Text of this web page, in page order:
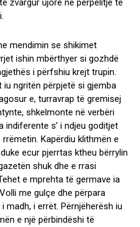
zvargur ujore në përpëlitje të
mendimin se shikimet
ishin mbërthyer si gozhdë
i përfshiu krejt trupin.
ngritën përpjetë si gjemba
e, turravrap të gremisej
shkelmonte në verbëri
indiferente s’ i ndjeu goditjet
Kapërdiu klithmën e
ecur pjerrtas ktheu bërrylin
shuk dhe e rrasi
e mprehta të germave ia
me gulçe dhe përpara
madh, i errët. Përnjëherësh iu
e një përbindëshi të